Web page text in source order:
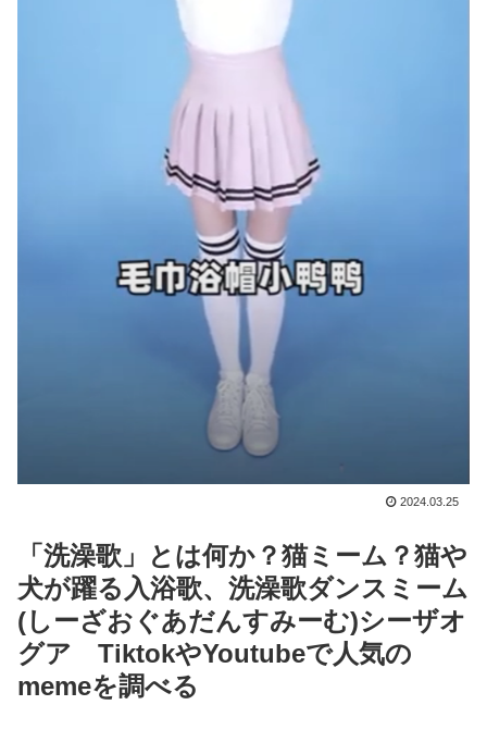
2024.03.25
「洗澡歌」とは何か？猫ミーム？猫や
犬が躍る入浴歌、洗澡歌ダンスミーム
(しーざおぐあだんすみーむ)シーザオ
グア TiktokやYoutubeで人気の
memeを調べる